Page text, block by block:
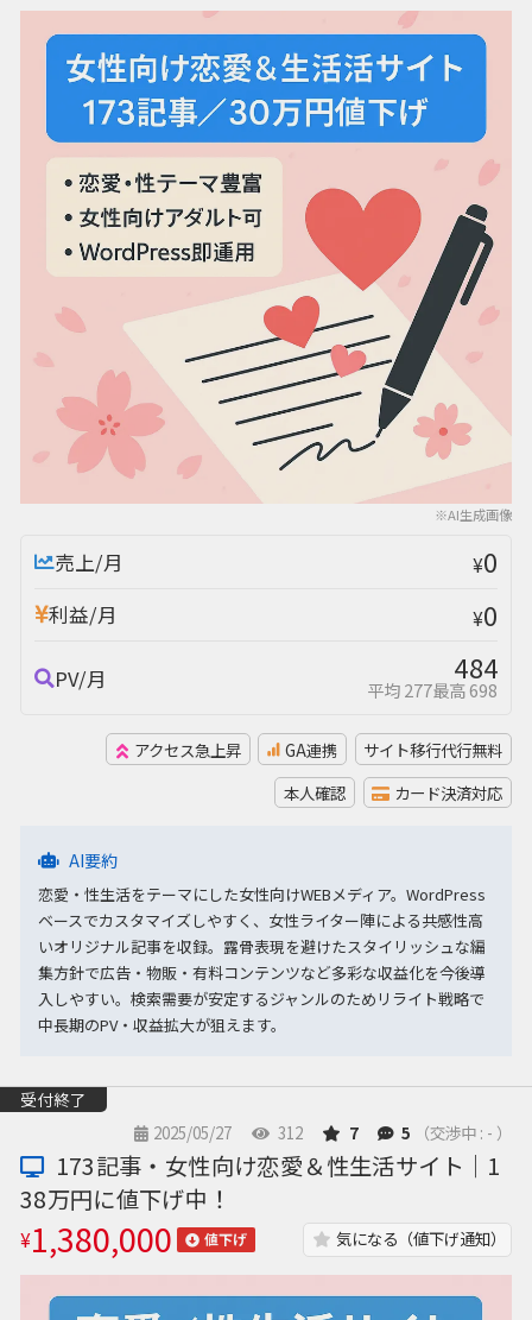
※AI生成画像
売上/月 ¥0
利益/月 ¥0
PV/月 484
平均 277最高 698
アクセス急上昇 GA連携
サイト移行代行無料
本人確認
カード決済対応
AI要約
恋愛・性生活をテーマにした女性向けWEBメディア。WordPress
ベースでカスタマイズしやすく、女性ライター陣による共感性高
いオリジナル記事を収録。露骨表現を避けたスタイリッシュな編
集方針で広告・物販・有料コンテンツなど多彩な収益化を今後導
入しやすい。検索需要が安定するジャンルのためリライト戦略で
中長期のPV・収益拡大が狙えます。
受付終了
2025/05/27
312 7 5 （交渉中 : - ）
173記事・女性向け恋愛＆性生活サイト｜1
38万円に値下げ中！
¥1,380,000 値下げ 気になる（値下げ通知）